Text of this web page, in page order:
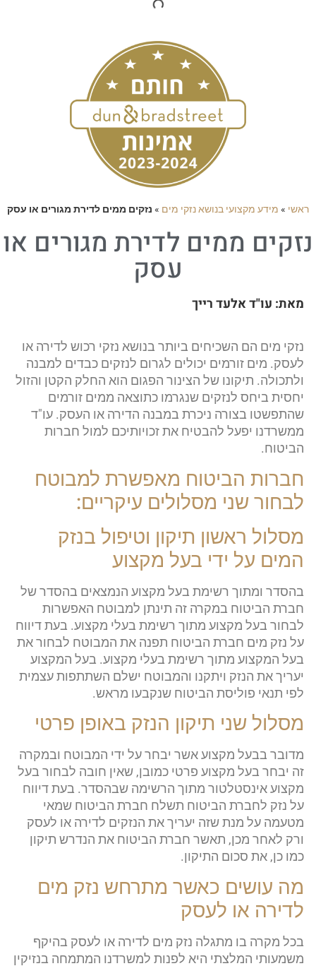
ראשי » מידע מקצועי בנושא נזקי מים » נזקים ממים לדירת מגורים או עסק
נזקים ממים לדירת מגורים או
עסק
מאת: עו"ד אלעד רייך​
נזקי מים הם השכיחים ביותר בנושא נזקי רכוש לדירה או
לעסק. מים זורמים יכולים לגרום לנזקים כבדים למבנה
ולתכולה. תיקונו של הצינור הפגום הוא החלק הקטן והזול
יחסית ביחס לנזקים שנגרמו כתוצאה ממים זורמים
שהתפשטו בצורה ניכרת במבנה הדירה או העסק. עו"ד
ממשרדנו יפעל להבטיח את זכויותיכם למול חברות
הביטוח.
חברות הביטוח מאפשרת למבוטח
לבחור שני מסלולים עיקריים:
מסלול ראשון תיקון וטיפול בנזק
המים על ידי בעל מקצוע
בהסדר ומתוך רשימת בעל מקצוע הנמצאים בהסדר של
חברת הביטוח במקרה זה תינתן למבוטח האפשרות
לבחור בעל מקצוע מתוך רשימת בעלי מקצוע. בעת דיווח
על נזק מים חברת הביטוח תפנה את המבוטח לבחור את
בעל המקצוע מתוך רשימת בעלי מקצוע. בעל המקצוע
יעריך את הנזק ויתקנו והמבוטח ישלם השתתפות עצמית
לפי תנאי פוליסת הביטוח שנקבעו מראש.
מסלול שני תיקון הנזק באופן פרטי
מדובר בבעל מקצוע אשר יבחר על ידי המבוטח ובמקרה
זה יבחר בעל מקצוע פרטי כמובן, שאין חובה לבחור בעל
מקצוע אינסטלטור מתוך הרשימה שבהסדר. בעת דיווח
על נזק לחברת הביטוח תשלח חברת הביטוח שמאי
מטעמה על מנת שזה יעריך את הנזקים לדירה או לעסק
ורק לאחר מכן, תאשר חברת הביטוח את הנדרש תיקון
כמו כן, את סכום התיקון.
מה עושים כאשר מתרחש נזק מים
לדירה או לעסק
בכל מקרה בו מתגלה נזק מים לדירה או לעסק בהיקף
משמעותי המלצתי היא לפנות למשרדנו המתמחה בנזיקין